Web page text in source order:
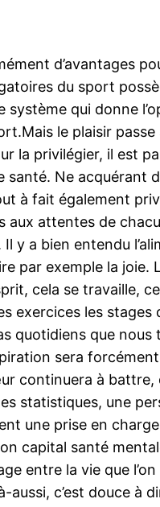
d’avantages
du sport
qui donne
le plaisir
la privilégier, il est
santé. Ne acquérant
fait également
aux attentes de
y a bien entendu
par exemple la
cela se travaille,
exercices les
quotidiens que
sera
continuera à
statistiques, une
une prise en
capital santé
entre la vie que
c’est douce à